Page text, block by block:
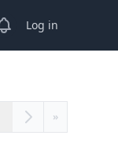
View notifications
Log in
»